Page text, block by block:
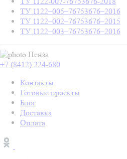
ТУ 1122–005–76753676–2016
ТУ 1122–002–76753676–2015
ТУ 1122–003–76753676–2016
Пенза
+7 (8412) 224-680
Контакты
Готовые проекты
Блог
Доставка
Оплата